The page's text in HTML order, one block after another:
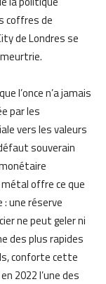
coffres de
de Londres se
l’once n’a jamais
par les
vers les valeurs
souverain
offre ce que
une réserve
ne peut geler ni
des plus rapides
conforte cette
2022 l’une des